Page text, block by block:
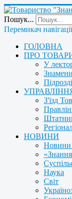
Пошук...
Перемикач навігації
ГОЛОВНА
ПРО
У
З'їзд
НОВИНИ
Новини
Наука
Світ